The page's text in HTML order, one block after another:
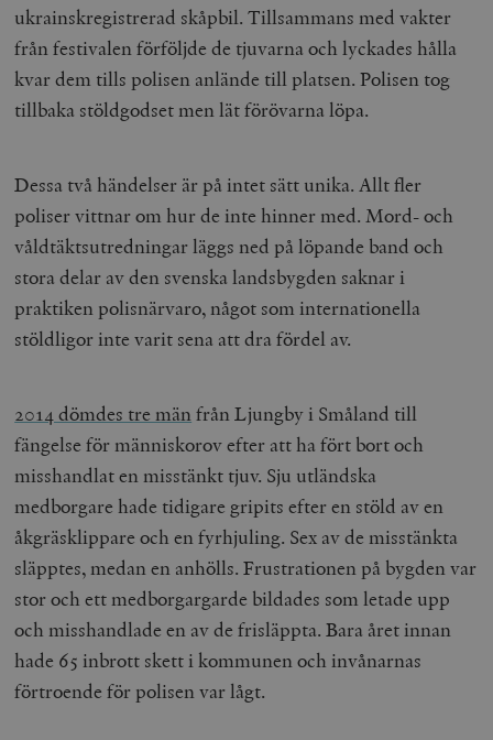
ukrainskregistrerad skåpbil. Tillsammans med vakter
från festivalen förföljde de tjuvarna och lyckades hålla
kvar dem tills polisen anlände till platsen. Polisen tog
tillbaka stöldgodset men lät förövarna löpa.
Dessa två händelser är på intet sätt unika. Allt fler
poliser vittnar om hur de inte hinner med. Mord- och
våldtäktsutredningar läggs ned på löpande band och
stora delar av den svenska landsbygden saknar i
praktiken polisnärvaro, något som internationella
stöldligor inte varit sena att dra fördel av.
2014 dömdes tre mänfrån Ljungby i Småland till
fängelse för människorov efter att ha fört bort och
misshandlat en misstänkt tjuv. Sju utländska
medborgare hade tidigare gripits efter en stöld av en
åkgräsklippare och en fyrhjuling. Sex av de misstänkta
släpptes, medan en anhölls. Frustrationen på bygden var
stor och ett medborgargarde bildades som letade upp
och misshandlade en av de frisläppta. Bara året innan
hade 65 inbrott skett i kommunen och invånarnas
förtroende för polisen var lågt.